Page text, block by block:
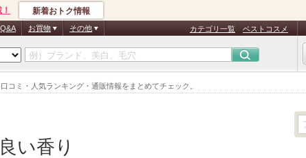
コミ・人気ランキング・通販情報をまとめてチェック。
新着おトク情報
Q&A お買物 その他 カテゴリ一覧 ベストコスメ
い香り